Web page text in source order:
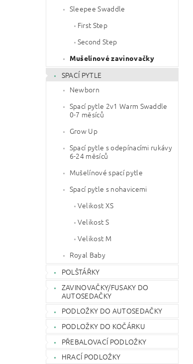
Sleepee Swaddle
First Step
Second Step
Mušelínové zavinovačky
SPACÍ PYTLE
Newborn
Spací pytle 2v1 Warm Swaddle
0-7 měsíců
Grow Up
Spací pytle s odepínacími rukávy
6-24 měsíců
Mušelínové spací pytle
Spací pytle s nohavicemi
Velikost XS
Velikost S
Velikost M
Royal Baby
POLŠTÁŘKY
ZAVINOVAČKY/FUSAKY DO
AUTOSEDAČKY
PODLOŽKY DO AUTOSEDAČKY
PODLOŽKY DO KOČÁRKU
PŘEBALOVACÍ PODLOŽKY
HRACÍ PODLOŽKY